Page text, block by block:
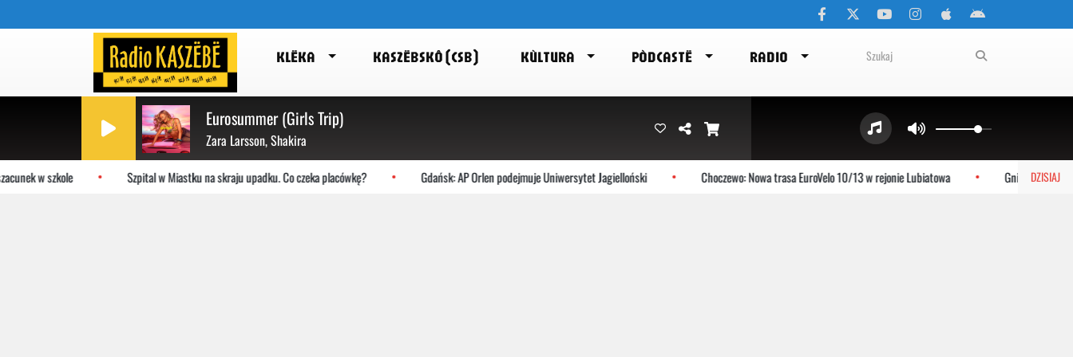
KLËKA KASZËBSKÔ (CSB) KÙLTURA PÒDCASTË RADIO
Eurosummer (Girls Trip)
Zara Larsson, Shakira
DZISIAJ
w szkole Szpital w Miastku na skraju upadku. Co czeka placówkę? Gdańsk: AP Orlen podejmuje Uniwersytet Jagielloński Choczewo: Nowa trasa EuroVelo 10/13 w rejonie Lubiatowa Gniewino: